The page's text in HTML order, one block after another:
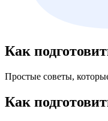
Как
Простые советы,
Как